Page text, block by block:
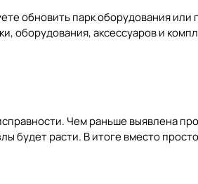
обновить парк оборудования или
оборудования, аксессуаров и
Чем раньше выявлена
будет расти. В итоге вместо